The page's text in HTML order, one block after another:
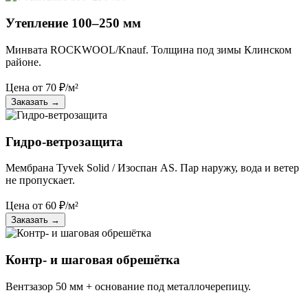
Утепление 100–250 мм
Минвата ROCKWOOL/Knauf. Толщина под зимы Клинском
районе.
Цена от 70 ₽/м²
Заказать →
Гидро-ветрозащита
Мембрана Tyvek Solid / Изоспан AS. Пар наружу, вода и ветер
не пропускает.
Цена от 60 ₽/м²
Заказать →
Контр- и шаговая обрешётка
Вентзазор 50 мм + основание под металлочерепицу.